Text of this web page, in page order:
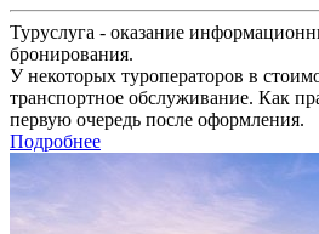
Туруслуга - оказание
бронирования.
У некоторых туроператоров в
транспортное обслуживание. Как
первую очередь после оформления.
Подробнее